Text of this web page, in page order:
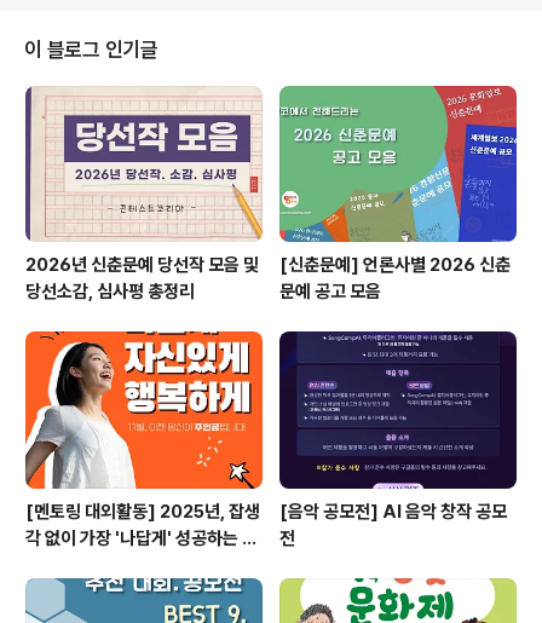
중진공]을 소개하는 홍보콘텐츠찾아가는 중진공이란?중진
공이 기업에 직접 찾아가 맞춤 지원하는 현장 소통 프로그
램 ◎ 참가대상중소벤처기업진흥공단에 관심이 있는 대한
민국 국민 누구나 ◎ 공모일정- 응모기간 : 2025. 04.30
(수) - 05.30 (금)- 1차..
이 블로그 인기글
2026년 신춘문예 당선작 모음 및
당선소감, 심사평 총정리
[신춘문예] 언론사별 2026 신춘
문예 공고 모음
[멘토링 대외활동] 2025년, 잡생
각 없이 가장 '나답게' 성공하는 법
[음악 공모전] AI 음악 창작 공모
전